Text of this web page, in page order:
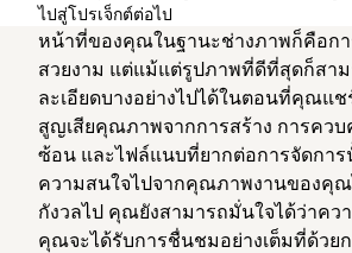
ไปสู่โปรเจ็กต์ต่อไป
หน้าที่ของคุณในฐานะช่างภาพก็คือก
สวยงาม แต่แม้แต่รูปภาพที่ดีที่สุดก็สาม
ละเอียดบางอย่างไปได้ในตอนที่คุณแ
สูญเสียคุณภาพจากการสร้าง การคว
ซ้อน และไฟล์แนบที่ยากต่อการจัดการ
ความสนใจไปจากคุณภาพงานของคุณ
กังวลไป คุณยังสามารถมั่นใจได้ว่าคว
คุณจะได้รับการชื่นชมอย่างเต็มที่ด้วย